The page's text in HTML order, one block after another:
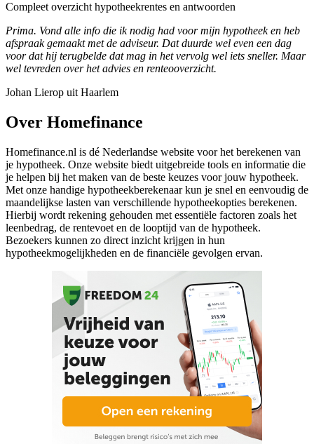
Compleet overzicht hypotheekrentes en antwoorden
Prima. Vond alle info die ik nodig had voor mijn hypotheek en heb
afspraak gemaakt met de adviseur. Dat duurde wel even een dag
voor dat hij terugbelde dat mag in het vervolg wel iets sneller. Maar
wel tevreden over het advies en renteooverzicht.
Johan Lierop uit Haarlem
Over Homefinance
Homefinance.nl is dé Nederlandse website voor het berekenen van
je hypotheek. Onze website biedt uitgebreide tools en informatie die
je helpen bij het maken van de beste keuzes voor jouw hypotheek.
Met onze handige hypotheekberekenaar kun je snel en eenvoudig de
maandelijkse lasten van verschillende hypotheekopties berekenen.
Hierbij wordt rekening gehouden met essentiële factoren zoals het
leenbedrag, de rentevoet en de looptijd van de hypotheek.
Bezoekers kunnen zo direct inzicht krijgen in hun
hypotheekmogelijkheden en de financiële gevolgen ervan.